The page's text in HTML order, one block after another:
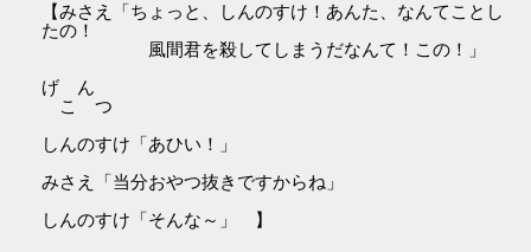
【みさえ「ちょっと、しんのすけ！あんた、なんてことし
たの！
風間君を殺してしまうだなんて！この！」
げ ん
こ つ
しんのすけ「あひい！」
みさえ「当分おやつ抜きですからね」
しんのすけ「そんな～」 】